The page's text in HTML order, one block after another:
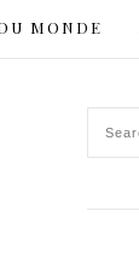
MONDE